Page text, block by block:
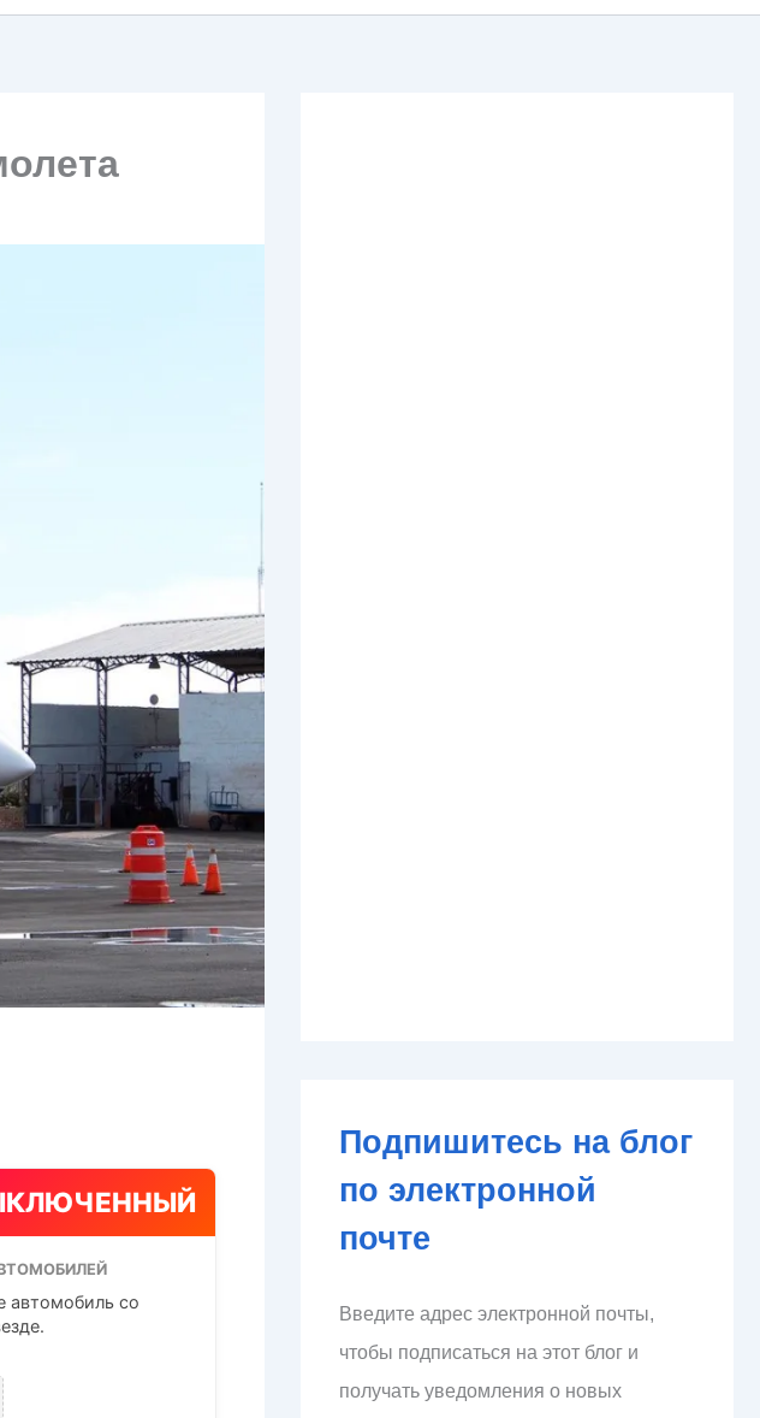
автомобиль со
Подпишитесь на блог
по электронной
почте
Введите адрес электронной почты,
чтобы подписаться на этот блог и
получать уведомления о новых